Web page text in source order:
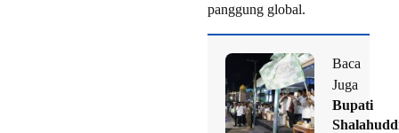
panggung global.
Baca
Juga
Bupati